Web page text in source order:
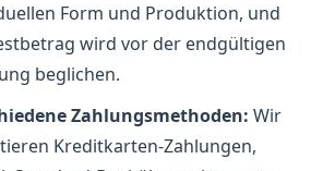
Form und Produktion, und
wird vor der endgültigen
beglichen.
Zahlungsmethoden: Wir
Kreditkarten-Zahlungen,